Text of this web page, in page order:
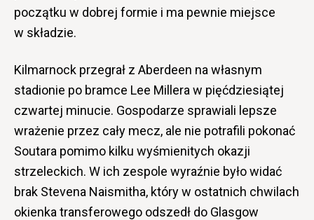
początku w dobrej formie i ma pewnie miejsce
w składzie.
Kilmarnock przegrał z Aberdeen na własnym
stadionie po bramce Lee Millera w pięćdziesiątej
czwartej minucie. Gospodarze sprawiali lepsze
wrażenie przez cały mecz, ale nie potrafili pokonać
Soutara pomimo kilku wyśmienitych okazji
strzeleckich. W ich zespole wyraźnie było widać
brak Stevena Naismitha, który w ostatnich chwilach
okienka transferowego odszedł do Glasgow